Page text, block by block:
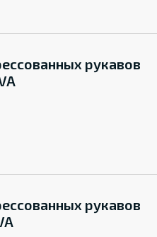
рукавов
рукавов